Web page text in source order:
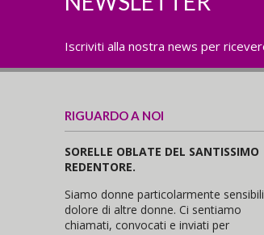
Iscriviti alla nostra news per
RIGUARDO A NOI
SORELLE OBLATE DEL SANTISSIMO
REDENTORE.
Siamo donne particolarmente
dolore di altre donne. Ci sentiamo
chiamati, convocati e inviati per